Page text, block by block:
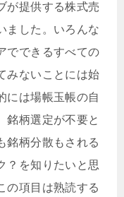
が提供する株式売
ました。いろんな
でできるすべての
みないことには始
には場帳玉帳の自
銘柄選定が不要と
銘柄分散もされる
？を知りたいと思
の項目は熟読する